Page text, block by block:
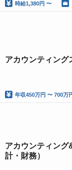
時給1,380円 〜
アカウンティング
年収450万円 〜 700万
アカウンティング
計・財務）